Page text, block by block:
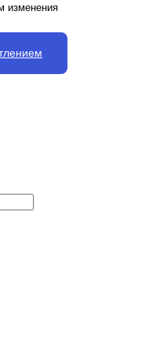
изменения